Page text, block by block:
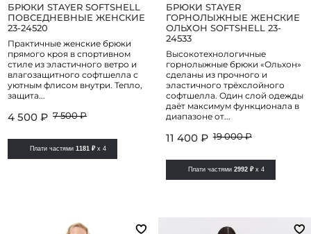
БРЮКИ STAYER SOFTSHELL
ПОВСЕДНЕВНЫЕ ЖЕНСКИЕ
23-24520
Практичные женские брюки
прямого кроя в спортивном
стиле из эластичного ветро и
влагозащитного софтшелла с
уютным флисом внутри. Тепло,
защита...
4 500 ₽ 7 500 ₽
Плати частями1181 ₽ x 4
БРЮКИ STAYER
ГОРНОЛЫЖНЫЕ ЖЕНСКИЕ
ОЛЬХОН SOFTSHELL 23-
24533
Высокотехнологичные
горнолыжные брюки «Ольхон»
сделаны из прочного и
эластичного трёхслойного
софтшелла. Один слой одежды
даёт максимум функционала в
диапазоне от...
11 400 ₽ 19 000 ₽
Плати частями 2992 ₽ x 4